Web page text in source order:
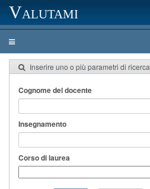
Valutami
Inserire uno o più parametri di ricerca
Cognome del docente
Insegnamento
Corso di laurea